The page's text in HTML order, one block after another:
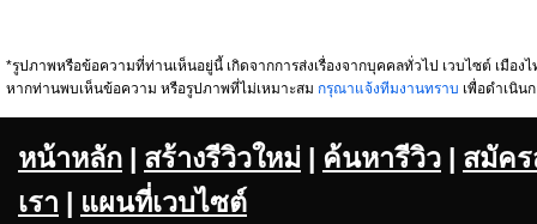
*รูปภาพหรือข้อความที่ท่านเห็นอยู่นี้ เกิดจากการส่งเรื่องจากบุคคลทั่วไป เวบไซต์ เมือ
หากท่านพบเห็นข้อความ หรือรูปภาพที่ไม่เหมาะสม กรุณาแจ้งทีมงานทราบ เพื่อดำเนิน
หน้าหลัก | สร้างรีวิวใหม่ | ค้นหารีวิว | สมัค
เรา | แผนที่เวบไซต์